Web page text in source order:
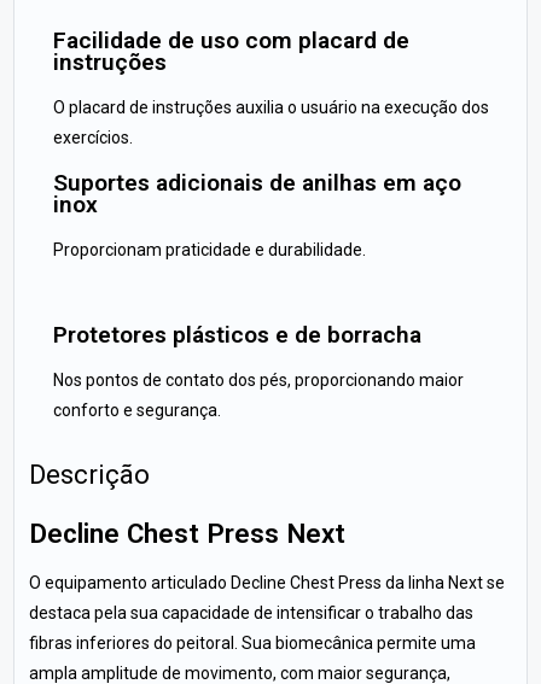
Facilidade de uso com placard de
instruções
O placard de instruções auxilia o usuário na execução dos
exercícios.
Suportes adicionais de anilhas em aço
inox
Proporcionam praticidade e durabilidade.
Protetores plásticos e de borracha
Nos pontos de contato dos pés, proporcionando maior
conforto e segurança.
Descrição
Decline Chest Press Next
O equipamento articulado Decline Chest Press da linha Next se
destaca pela sua capacidade de intensificar o trabalho das
fibras inferiores do peitoral. Sua biomecânica permite uma
ampla amplitude de movimento, com maior segurança,